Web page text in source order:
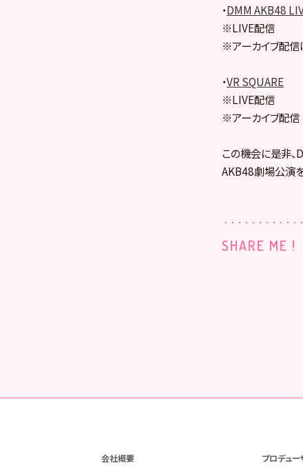
・DMM AKB48
※LIVE配信
※アーカイブ配
・VR SQUARE
※LIVE配信
※アーカイブ配信
この機会に是非、
AKB48劇場公演
SHARE ME !
会社概要 プロデュー